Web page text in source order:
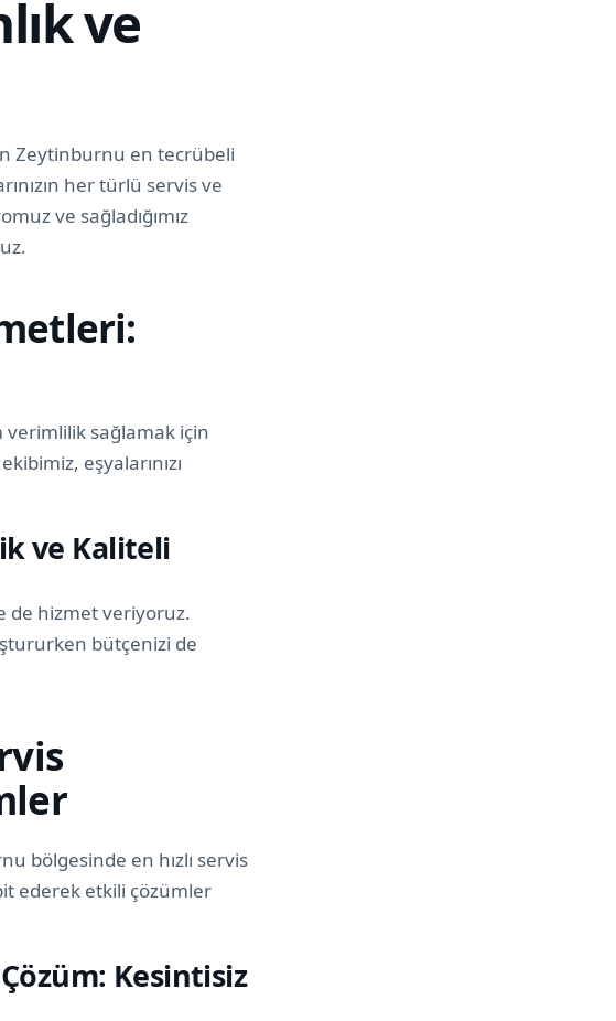
ve
Zeytinburnu en tecrübeli
her türlü servis ve
ve sağladığımız
verimlilik sağlamak için
eşyalarınızı
ve Kaliteli
de hizmet veriyoruz.
bütçenizi de
bölgesinde en hızlı servis
ederek etkili çözümler
Çözüm: Kesintisiz